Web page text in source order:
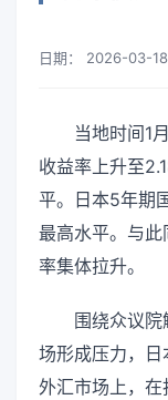
日期： 2026-03-
当地时间1
收益率上升至
平。日本5年期
最高水平。与
率集体拉升。
围绕众议
场形成压力，
外汇市场上，